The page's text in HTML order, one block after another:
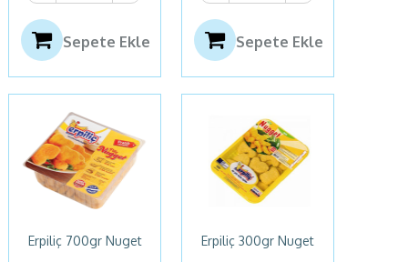
Sepete Ekle Sepete Ekle
Erpiliç 700gr Nuget Erpiliç 300gr Nuget